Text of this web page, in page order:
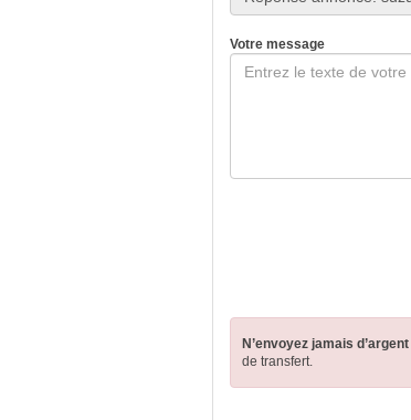
Votre message
N’envoyez jamais d’argent
de transfert.